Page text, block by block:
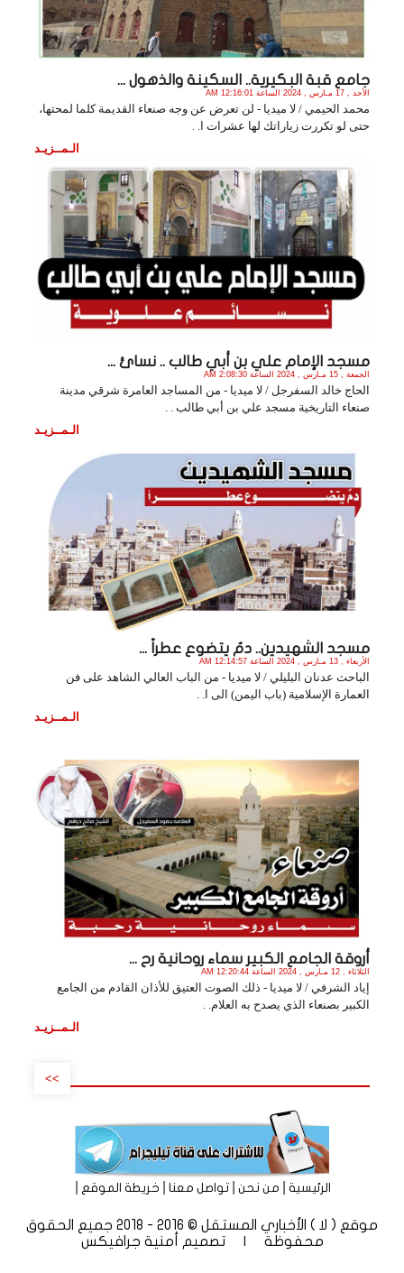
جامع قبة البكيرية.. السكينة والذهول ...
الأحد , 17 مـارس , 2024 الساعة 12:16:01 AM
محمد الحيمي / لا ميديا - لن تعرض عن وجه صنعاء القديمة كلما لمحتها،
حتى لو تكررت زياراتك لها عشرات ا. .
الـمــزيـد
مسجد الإمام علي بن أبي طالب .. نسائ ...
الجمعة , 15 مـارس , 2024 الساعة 2:08:30 AM
الحاج خالد السفرجل / لا ميديا - من المساجد العامرة شرقي مدينة
صنعاء التاريخية مسجد علي بن أبي طالب . .
الـمــزيـد
مسجد الشهيدين.. دمٌ يتضوع عطراً ...
الأربعاء , 13 مـارس , 2024 الساعة 12:14:57 AM
الباحث عدنان البليلي / لا ميديا - من الباب العالي الشاهد على فن
العمارة الإسلامية (باب اليمن) الى ا. .
الـمــزيـد
أروقة الجامع الكبير سماء روحانية رح ...
الثلاثاء , 12 مـارس , 2024 الساعة 12:20:44 AM
إياد الشرفي / لا ميديا - ذلك الصوت العتيق للأذان القادم من الجامع
الكبير بصنعاء الذي يصدح به العلام. .
الـمــزيـد
>>
الرئيسية|من نحن|تواصل معنا|خريطة الموقع
موقع ( لا ) الأخباري المستقل © 2016 - 2018 جميع الحقوق
محفوظة | تصميم
أمنية جرافيكس